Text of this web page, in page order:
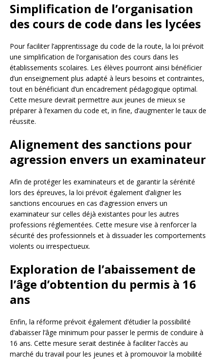
Simplification de l’organisation
des cours de code dans les lycées
Pour faciliter l’apprentissage du code de la route, la loi prévoit
une simplification de l’organisation des cours dans les
établissements scolaires. Les élèves pourront ainsi bénéficier
d’un enseignement plus adapté à leurs besoins et contraintes,
tout en bénéficiant d’un encadrement pédagogique optimal.
Cette mesure devrait permettre aux jeunes de mieux se
préparer à l’examen du code et, in fine, d’augmenter le taux de
réussite.
Alignement des sanctions pour
agression envers un examinateur
Afin de protéger les examinateurs et de garantir la sérénité
lors des épreuves, la loi prévoit également d’aligner les
sanctions encourues en cas d’agression envers un
examinateur sur celles déjà existantes pour les autres
professions réglementées. Cette mesure vise à renforcer la
sécurité des professionnels et à dissuader les comportements
violents ou irrespectueux.
Exploration de l’abaissement de
l’âge d’obtention du permis à 16
ans
Enfin, la réforme prévoit également d’étudier la possibilité
d’abaisser l’âge minimum pour passer le permis de conduire à
16 ans. Cette mesure serait destinée à faciliter l’accès au
marché du travail pour les jeunes et à promouvoir la mobilité